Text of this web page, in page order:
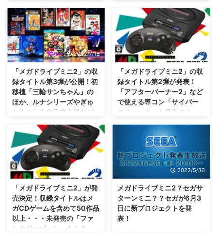
互換機「Analogue 3D」が2024
年発売予定 ゲームボーイのおし
ゃれ ...
ゲーム機を発表しましたぜ(・
∀・) ミニサイズなので、通常は
手で遊ぶことになりますが、 専
用コントローラー につなぐこと
で足でプレイする ...
しいんでしたよね、確か(；´∀｀)
メガドライブミニやアストロシテ
ィミニなど、セガファン向けのミ
ニゲーム機を複数発売しているセ
ガさんですが、 セガサターンミ
ニ が開発されないか期待してい
る人も結構いるのかなと。 そん
な中、セガの社長兼COOである
杉野行雄さんは、 セガサターン
を小型化する難易度が高い とコ
メントしていたそうですな。 た
だ、やってみたい気持ちはあるみ
たいですので、気長に待つくらい
がちょうどいいかもしれません
ね。 セガサターンミニの開発は
難易度が高い。エミュレータ ...
思っていた以上に収録されました
な・・・こりゃあいい値段するわ
けだ（；^ω^） セガさんが2022
年10月27日に発売を予定してい
る 「メガドライブミニ2」 です
が、収録タイトルがすべて明らか
に、北米版「SEGA Genesis
Mini2」も国内で数量限定販売さ
れるみたいですから、気になる人
はそちらも検討してみては？！
イトル第5弾が発表 ということ
で、今回「メガドライブミニ2」
の収録タイトル紹介第5弾が発表
されましたな。 https://you ...
2022/7/16
「メガドライブミニ2」の収
録タイトル第3弾が公開！初
移植「三輪サンちゃん」の
ほか、ルナシリーズやぎゅ
わんぶらあ自己中心派など
これまた、いい年齢の人たちが食
いつくような作品が増えそうです
ね(笑) 「メガドライブミニ2」の
収録タイトル第3弾が公開されま
したな。 今回のボーナスコンテ
品・・・どんなゲームなんだろ
（；^ω^）？ 「メガドライブミニ
2」の収録タイトル第3弾が公開
https://youtu.be/cpsMdQBjIzI と
2022/6/27
「メガドライブミニ2」の収
録タイトル第2弾が発表！
「アフターバーナー2」など
で使える専コン「サイバー
スティック」も発売？！
こちらはまだ予約できない状況に
なるってことは少ない感じかな？
セガさんから2022年10月27日に
発売予定である メガドライブミ
ニ2 ですけれども、収録タイトル
の第2弾が発表されましたな(・
として サイバースティック とい
うものも発売されるみたいです
ぜ・・・！？ 「メガドライブミ
ニ2」の収録タイトル第2
2022/6/4
「メガドライブミニ2」が発
売決定！収録タイトルはメ
ガCDゲームを含めて50作品
以上・・・未発売の「ファ
ンタジーゾーン」も！？
2022/5/30
メガドライブミニ2？セガサ
ターンミニ？？セガが6月3
日に新プロジェクトを発
表！